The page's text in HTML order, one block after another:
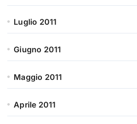
Luglio 2011
Giugno 2011
Maggio 2011
Aprile 2011